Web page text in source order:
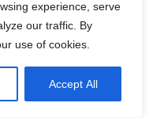
experience, serve
our traffic. By
use of cookies.
Accept All
Sounio Project 1
article a pour
idée est